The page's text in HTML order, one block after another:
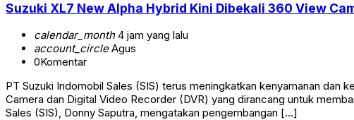
Suzuki XL7 New Alpha Hybrid Kini Dibekali 360 View
calendar_month4 jam yang lalu
account_circleAgus
0Komentar
PT Suzuki Indomobil Sales (SIS) terus meningkatkan kenyamanan dan
Camera dan Digital Video Recorder (DVR) yang dirancang untuk
Sales (SIS), Donny Saputra, mengatakan pengembangan […]